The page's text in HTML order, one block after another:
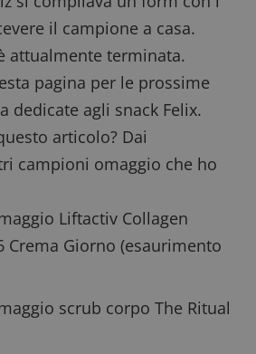
il campione a casa.
attualmente terminata.
pagina per le prossime
dedicate agli snack Felix.
articolo? Dai
campioni omaggio che ho
Liftactiv Collagen
Crema Giorno (esaurimento
scrub corpo The Ritual